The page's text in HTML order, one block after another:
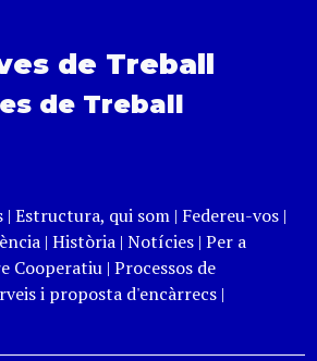
de Treball
de Treball
| Estructura, qui som| Federeu-vos|
| Història| Notícies | Per a
Cooperatiu| Processos de
i proposta d'encàrrecs|